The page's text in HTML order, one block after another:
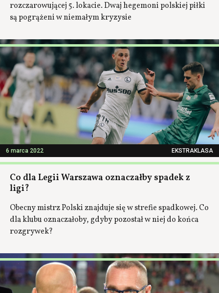
rozczarowującej 5. lokacie. Dwaj hegemoni polskiej piłki
są pogrążeni w niemałym kryzysie
6 marca 2022 EKSTRAKLASA
Co dla Legii Warszawa oznaczałby spadek z
ligi?
Obecny mistrz Polski znajduje się w strefie spadkowej. Co
dla klubu oznaczałoby, gdyby pozostał w niej do końca
rozgrywek?